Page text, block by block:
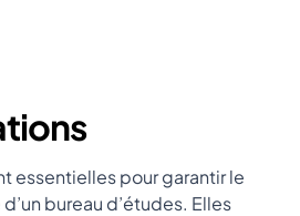
essentielles pour garantir le
bureau d’études. Elles